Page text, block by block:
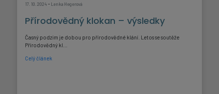
17. 10. 2024 - Lenka Hegerová
Přírodovědný klokan – výsledky
Časný podzim je dobou pro přírodovědné klání. Letos se soutěže
Přírodovědný kl...
Celý článek